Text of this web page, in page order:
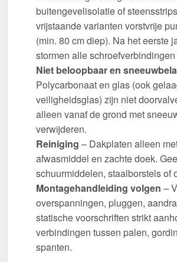
buitengevelisolatie of
vrijstaande varianten vorstvrije
(min. 80 cm diep). Na het eerste
stormen alle
Niet beloopbaar en
Polycarbonaat en glas (ook
veiligheidsglas) zijn niet
alleen vanaf de grond met
verwijderen.
Reiniging – Dakplaten alleen
afwasmiddel en zachte doek.
schuurmiddelen, staalborstels of
Montagehandleiding volgen –
overspanningen, pluggen,
statische voorschriften strikt
verbindingen tussen palen,
spanten.